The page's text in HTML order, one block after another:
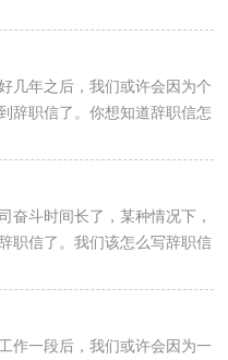
收集整理的普...
几年之后，我们或许会因为个
辞职信了。你想知道辞职信怎
因的辞职信，供...
奋斗时间长了，某种情况下，
职信了。我们该怎么写辞职信
园教师辞职信范...
作一段后，我们或许会因为一